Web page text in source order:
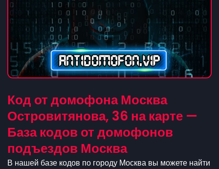
Код от домофона Москва
Островитянова, 36 на карте —
База кодов от домофонов
подъездов Москва
В нашей базе кодов по городу Москва вы можете найти